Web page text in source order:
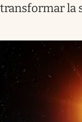
transformar la